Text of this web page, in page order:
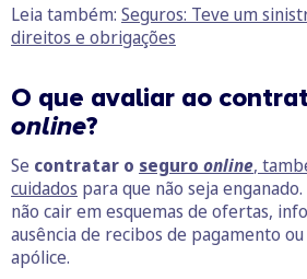
Leia também: Seguros: Teve um
direitos e obrigações
O que avaliar ao
online?
Se contratar o seguro online,
cuidados para que não seja
não cair em esquemas de ofertas,
ausência de recibos de pagamento
apólice.